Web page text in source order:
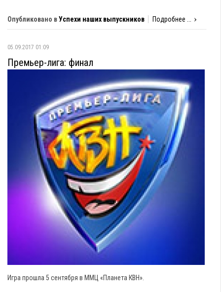
Опубликовано вУспехи наших выпускников Подробнее ...
05.09.2017 01:09
Премьер-лига: финал
Игра прошла 5 сентября в ММЦ «Планета КВН».